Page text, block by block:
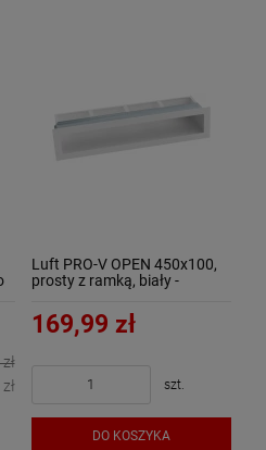
Luft PRO-V OPEN 450x100,
prosty z ramką, biały -
169,99 zł
szt.
DO KOSZYKA